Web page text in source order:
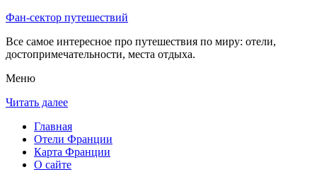
Фан-сектор путешествий
Все самое интересное про путешествия по миру: отели,
достопримечательности, места отдыха.
Меню
Читать далее
Главная
Отели Франции
Карта Франции
О сайте